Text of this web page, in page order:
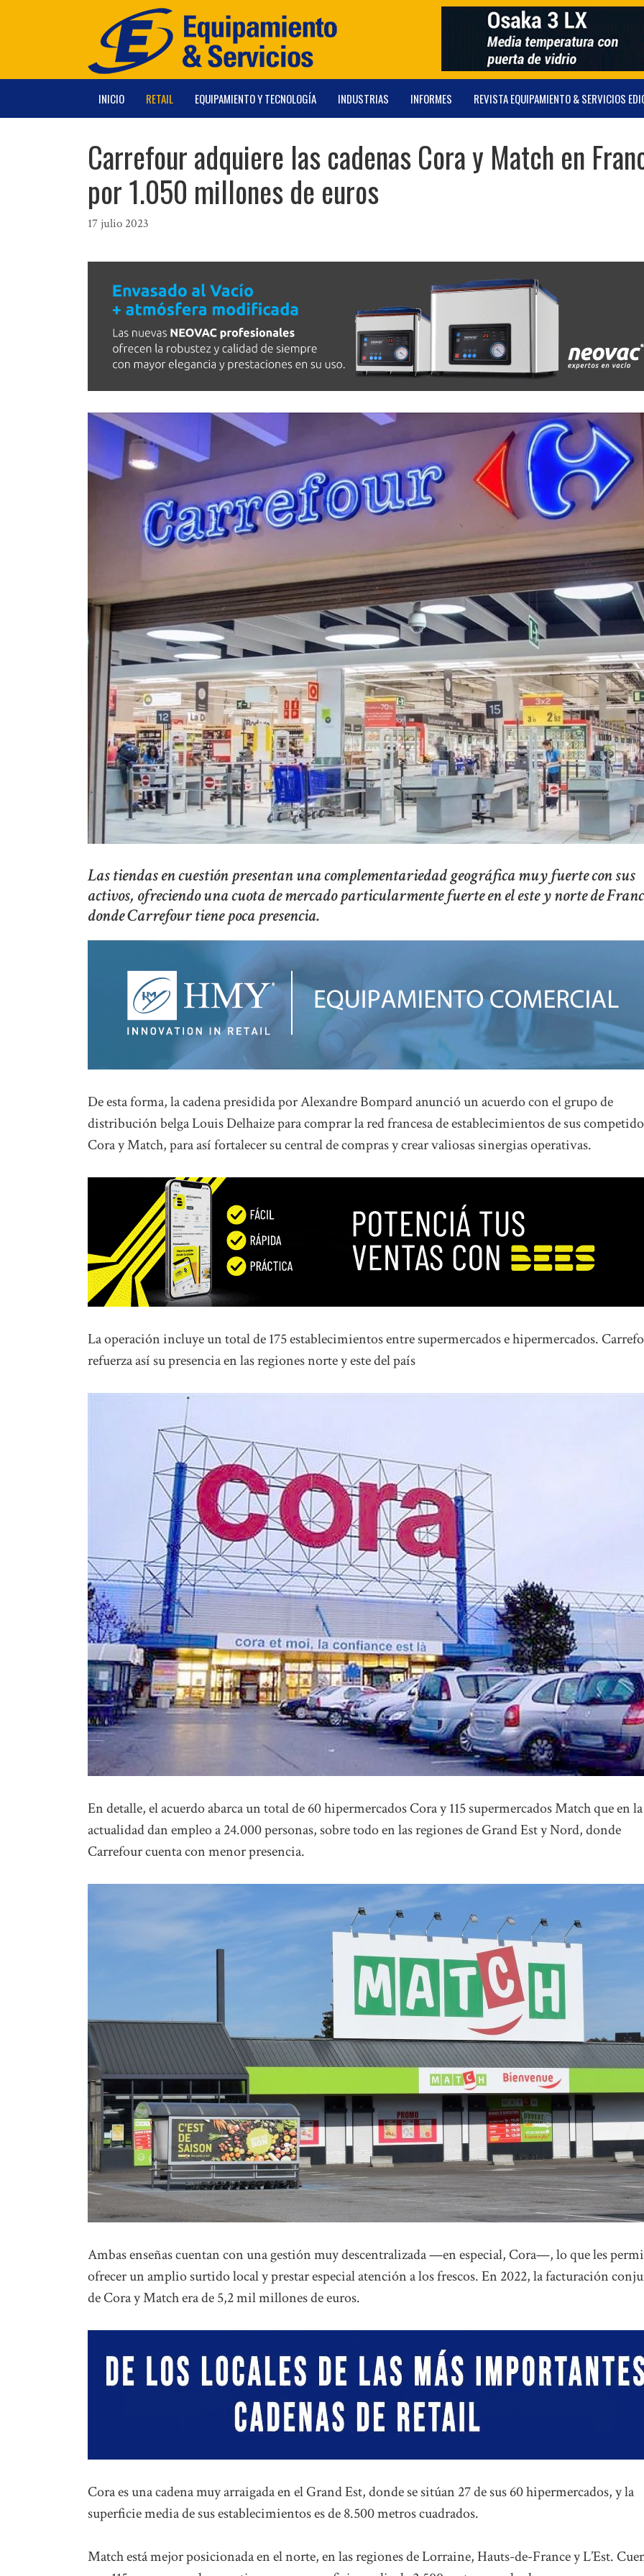
INICIO RETAIL EQUIPAMIENTO Y TECNOLOGÍA INDUSTRIAS INFORMES REVISTA EQUIPAMIENTO & SERVICIOS
Carrefour adquiere las cadenas Cora y Match en
por 1.050 millones de euros
17 julio 2023
Las tiendas en cuestión presentan una complementariedad geográfica muy fuerte con sus
activos, ofreciendo una cuota de mercado particularmente fuerte en el este y norte de
donde Carrefour tiene poca presencia.
De esta forma, la cadena presidida por Alexandre Bompard anunció un acuerdo con el grupo de
distribución belga Louis Delhaize para comprar la red francesa de establecimientos de sus
Cora y Match, para así fortalecer su central de compras y crear valiosas sinergias operativas.
La operación incluye un total de 175 establecimientos entre supermercados e hipermercados.
refuerza así su presencia en las regiones norte y este del país
En detalle, el acuerdo abarca un total de 60 hipermercados Cora y 115 supermercados Match que en la
actualidad dan empleo a 24.000 personas, sobre todo en las regiones de Grand Est y Nord, donde
Carrefour cuenta con menor presencia.
Ambas enseñas cuentan con una gestión muy descentralizada —en especial, Cora—, lo que les
ofrecer un amplio surtido local y prestar especial atención a los frescos. En 2022, la facturación
de Cora y Match era de 5,2 mil millones de euros.
Cora es una cadena muy arraigada en el Grand Est, donde se sitúan 27 de sus 60 hipermercados, y la
superficie media de sus establecimientos es de 8.500 metros cuadrados.
Match está mejor posicionada en el norte, en las regiones de Lorraine, Hauts-de-France y L’Est.